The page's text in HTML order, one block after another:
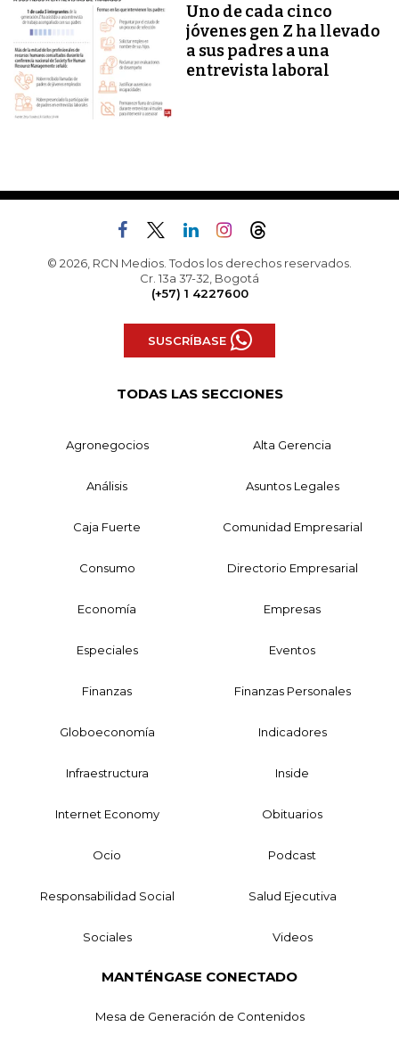
Uno de cada cinco
jóvenes gen Z ha llevado
a sus padres a una
entrevista laboral
© 2026, RCN Medios. Todos los derechos reservados.
Cr. 13a 37-32, Bogotá
(+57) 1 4227600
SUSCRÍBASE
TODAS LAS SECCIONES
Agronegocios Alta Gerencia
Análisis Asuntos Legales
Caja Fuerte Comunidad Empresarial
Consumo Directorio Empresarial
Economía Empresas
Especiales Eventos
Finanzas Finanzas Personales
Globoeconomía Indicadores
Infraestructura Inside
Internet Economy Obituarios
Ocio Podcast
Responsabilidad Social Salud Ejecutiva
Sociales Videos
MANTÉNGASE CONECTADO
Mesa de Generación de Contenidos